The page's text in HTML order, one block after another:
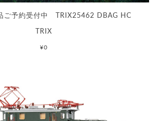
ご予約受付中 TRIX25462 DBAG HC
TRIX
¥0